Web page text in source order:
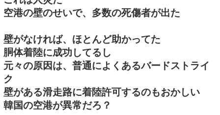
空港の壁のせいで、多数の死傷者が出た
壁がなければ、ほとんど助かってた
胴体着陸に成功してるし
元々の原因は、普通によくあるバードストライ
ク
壁がある滑走路に着陸許可するのもおかしい
韓国の空港が異常だろ？